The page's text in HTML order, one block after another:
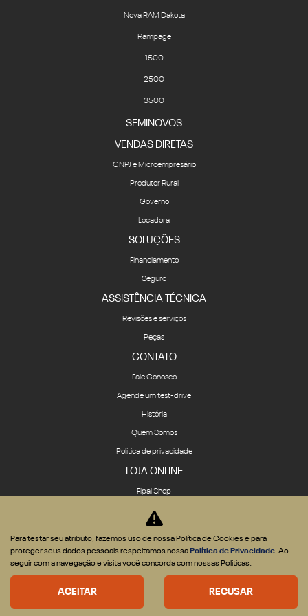
Nova RAM Dakota
Rampage
1500
2500
3500
SEMINOVOS
VENDAS DIRETAS
CNPJ e Microempresário
Produtor Rural
Governo
Locadora
SOLUÇÕES
Financiamento
Seguro
ASSISTÊNCIA TÉCNICA
Revisões e serviços
Peças
CONTATO
Fale Conosco
Agende um test-drive
História
Quem Somos
Política de privacidade
LOJA ONLINE
Fipal Shop
COMPARATIVO
Para testar seu atributo, fazemos uso de nossa Política de Cookies e para
proteger seus dados pessoais respeitamos nossa Política de Privacidade. Ao
seguir com a navegação e visita você concorda com nossas Políticas.
ACEITAR RECUSAR